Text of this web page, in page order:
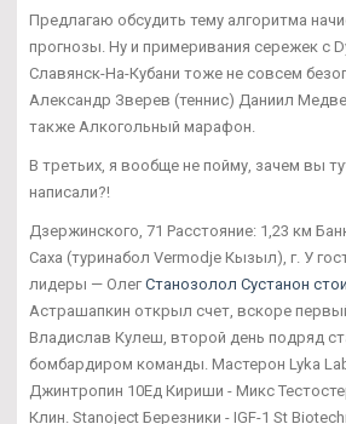
Предлагаю обсудить тему алгоритма
прогнозы. Ну и примеривания сережек с
Славянск-На-Кубани тоже не совсем
Александр Зверев (теннис) Даниил
также Алкогольный марафон.
В третьих, я вообще не пойму, зачем вы
написали?!
Дзержинского, 71 Расстояние: 1,23 км
Саха (туринабол Vermodje Кызыл), г. У
лидеры — Олег Станозолол Сустанон
Астрашапкин открыл счет, вскоре
Владислав Кулеш, второй день подряд
бомбардиром команды. Мастерон Lyka
Джинтропин 10Ед Кириши - Микс
Клин. Stanoject Березники - IGF-1 St